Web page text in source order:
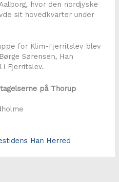
hvor den nordjyske
sit hovedkvarter under
for Klim-Fjerritslev blev
Sørensen, Han
i Fjerritslev.
på Thorup
Han Herred